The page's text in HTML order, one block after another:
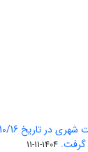
گرفت. 1404-11-11